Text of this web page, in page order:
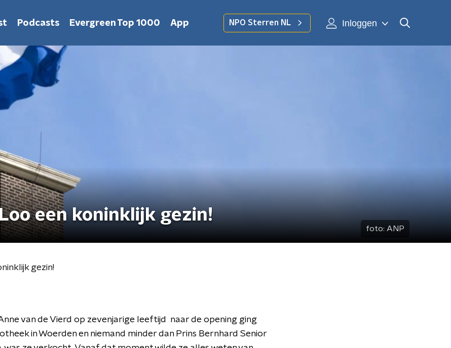
Podcasts Evergreen Top 1000 App NPO Sterren NL Inloggen
een koninklijk gezin!
foto: ANP
gezin!
van de Vierd op zevenjarige leeftijd naar de opening ging
in Woerden en niemand minder dan Prins Bernhard Senior